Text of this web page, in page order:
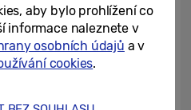
technologií AMD
a NVIDIA G-Sync™
bez trhání a blikání i
True Black
aby bylo prohlížení co
informace naleznete v
osobních údajů a v
cookies.